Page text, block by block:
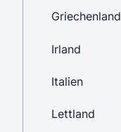
Griechenland
Irland
Italien
Lettland